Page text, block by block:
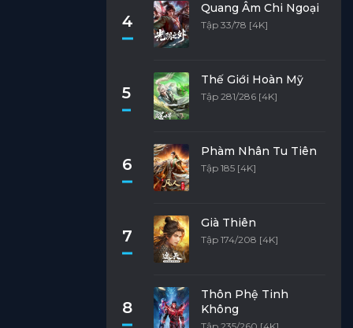
4
Quang Âm Chi Ngoại
Tập 33/78 [4K]
5
Thế Giới Hoàn Mỹ
Tập 281/286 [4K]
6
Phàm Nhân Tu Tiên
Tập 185 [4K]
7
Già Thiên
Tập 174/208 [4K]
8
Thôn Phệ Tinh
Không